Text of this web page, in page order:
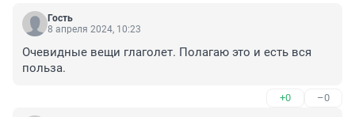
Гость
8 апреля 2024, 10:23
Очевидные вещи глаголет. Полагаю это и есть вся
польза.
+0 –0